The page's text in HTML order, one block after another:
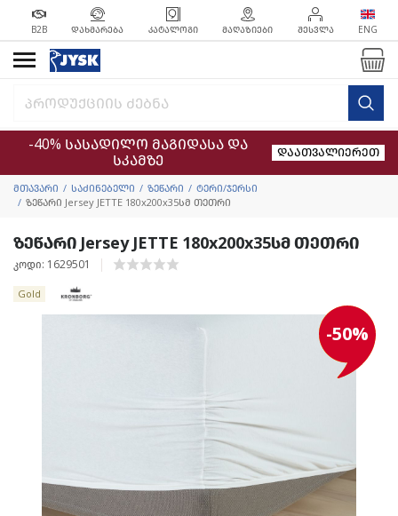
B2B ᲓᲐᲮᲛᲐᲠᲔᲑᲐ ᲙᲐᲢᲐᲚᲝᲒᲘ ᲛᲐᲦᲐᲖᲘᲔᲑᲘ ᲨᲔᲡᲕᲚᲐ ENG
-40% სასადილო მაგიდასა და
სკამზე
დაათვალიერეთ
მთავარი საძინებელი ზეწარი
ტერი/ჯერსი
ზეწარი Jersey JETTE 180x200x35სმ თეთრი
ზეწარი Jersey JETTE 180x200x35სმ თეთრი
კოდი: 1629501
Gold
-50%